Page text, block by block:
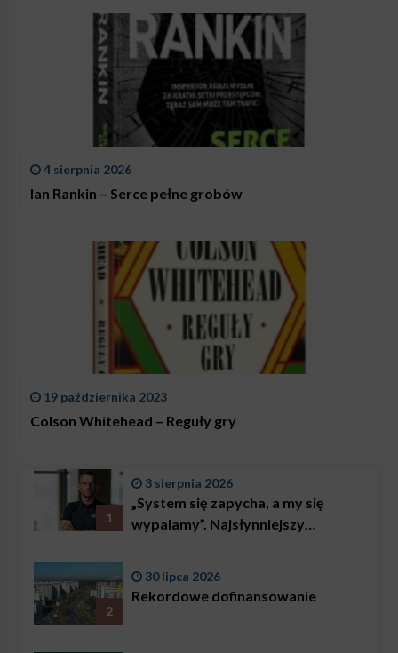
4 sierpnia 2026
Ian Rankin – Serce pełne grobów
19 października 2023
Colson Whitehead – Reguły gry
1
3 sierpnia 2026
„System się zapycha, a my się
wypalamy”. Najsłynniejszy
problemem są nie tylko choroby
2
30 lipca 2026
Rekordowe dofinansowanie